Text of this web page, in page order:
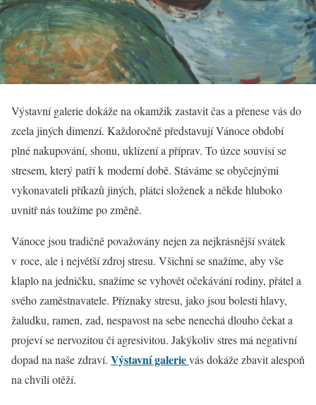
Výstavní galerie dokáže na okamžik zastavit čas a přenese vás do
zcela jiných dimenzí. Každoročně představují Vánoce období
plné nakupování, shonu, uklízení a příprav. To úzce souvisí se
stresem, který patří k moderní době. Stáváme se obyčejnými
vykonavateli příkazů jiných, plátci složenek a někde hluboko
uvnitř nás toužíme po změně.
Vánoce jsou tradičně považovány nejen za nejkrásnější svátek
v roce, ale i největší zdroj stresu. Všichni se snažíme, aby vše
klaplo na jedničku, snažíme se vyhovět očekávání rodiny, přátel a
svého zaměstnavatele. Příznaky stresu, jako jsou bolesti hlavy,
žaludku, ramen, zad, nespavost na sebe nenechá dlouho čekat a
projeví se nervozitou či agresivitou. Jakýkoliv stres má negativní
dopad na naše zdraví. Výstavní galerievás dokáže zbavit alespoň
na chvíli otěží.